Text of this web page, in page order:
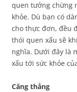
quen tưởng chừng
khỏe. Dù bạn có
cho thực đơn, đều
thói quen xấu sẽ
nghĩa. Dưới đây là
xấu tới sức khỏe
Căng thẳng